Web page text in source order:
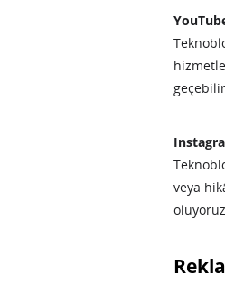
veya